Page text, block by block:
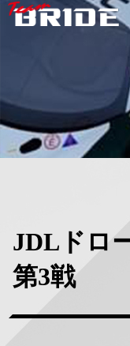
JDLドロ
第3戦